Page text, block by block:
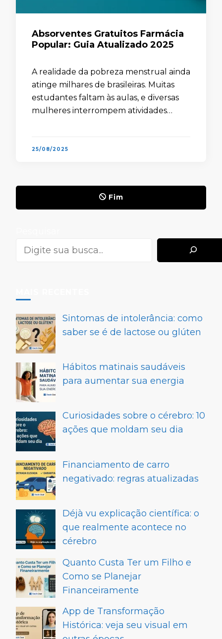
Absorventes Gratuitos Farmácia
Popular: Guia Atualizado 2025
A realidade da pobreza menstrual ainda
atinge milhares de brasileiras. Muitas
estudantes faltam às aulas, e diversas
mulheres interrompem atividades
Esse problema absorventes gratuitos
25/08/2025
Fim
Sintomas de intolerância: como
saber se é de lactose ou glúten
Hábitos matinais saudáveis
para aumentar sua energia
Curiosidades sobre o cérebro: 10
ações que moldam seu dia
Financiamento de carro
negativado: regras atualizadas
Déjà vu explicação científica: o
que realmente acontece no
cérebro
Quanto Custa Ter um Filho e
Como se Planejar
Financeiramente
App de Transformação
Histórica: veja seu visual em